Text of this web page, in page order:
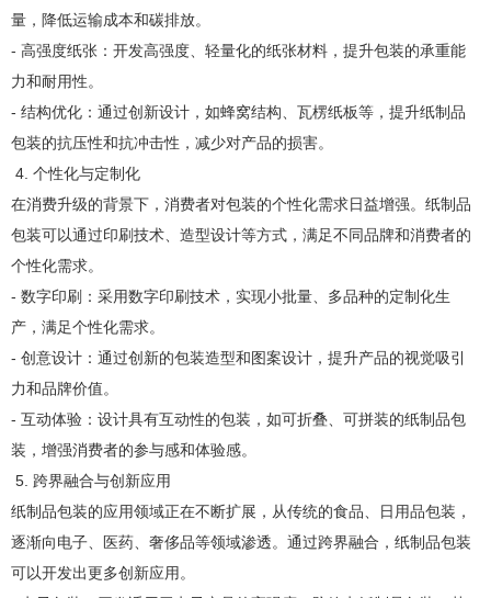
量，降低运输成本和碳排放。
- 高强度纸张：开发高强度、轻量化的纸张材料，提升包装的承重能
力和耐用性。
- 结构优化：通过创新设计，如蜂窝结构、瓦楞纸板等，提升纸制品
包装的抗压性和抗冲击性，减少对产品的损害。
4. 个性化与定制化
在消费升级的背景下，消费者对包装的个性化需求日益增强。纸制品
包装可以通过印刷技术、造型设计等方式，满足不同品牌和消费者的
个性化需求。
- 数字印刷：采用数字印刷技术，实现小批量、多品种的定制化生
产，满足个性化需求。
- 创意设计：通过创新的包装造型和图案设计，提升产品的视觉吸引
力和品牌价值。
- 互动体验：设计具有互动性的包装，如可折叠、可拼装的纸制品包
装，增强消费者的参与感和体验感。
5. 跨界融合与创新应用
纸制品包装的应用领域正在不断扩展，从传统的食品、日用品包装，
逐渐向电子、医药、奢侈品等领域渗透。通过跨界融合，纸制品包装
可以开发出更多创新应用。